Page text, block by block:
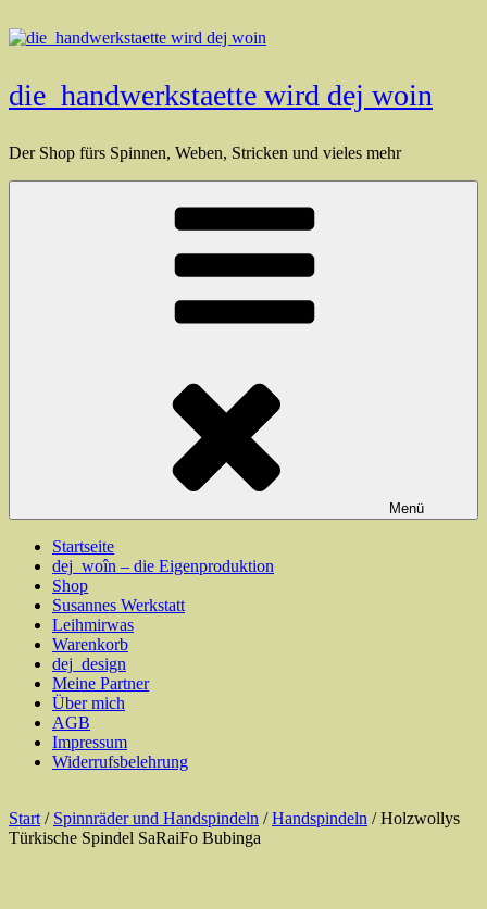
Inhalt
die_handwerkstaette wird dej woin
Der Shop fürs Spinnen, Weben, Stricken und vieles mehr
Menü
Startseite
dej_woîn – die Eigenproduktion
Shop
Susannes Werkstatt
Leihmirwas
Warenkorb
dej_design
Meine Partner
Über mich
AGB
Impressum
Widerrufsbelehrung
Start / Spinnräder und Handspindeln /Handspindeln / Holzwollys
Türkische Spindel SaRaiFo Bubinga